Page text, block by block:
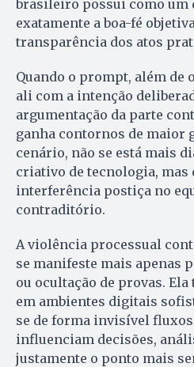
brasileiro possui como um
exatamente a boa-fé
transparência dos atos
Quando o prompt, além
ali com a intenção
argumentação da parte
ganha contornos de maior
cenário, não se está mais
criativo de tecnologia, mas
interferência postiça no
contraditório.
A violência processual
se manifeste mais apenas
ou ocultação de provas.
em ambientes digitais
se de forma invisível
influenciam decisões,
justamente o ponto mais